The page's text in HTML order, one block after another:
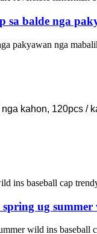
sa balde nga
pakyawan nga
kahon, 120pcs /
ug summer
wild ins baseball